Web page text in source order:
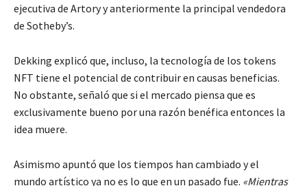
ejecutiva de Artory y anteriormente la principal vendedora
de Sotheby’s.
Dekking explicó que, incluso, la tecnología de los tokens
NFT tiene el potencial de contribuir en causas beneficias.
No obstante, señaló que si el mercado piensa que es
exclusivamente bueno por una razón benéfica entonces la
idea muere.
Asimismo apuntó que los tiempos han cambiado y el
mundo artístico ya no es lo que en un pasado fue. «Mientras